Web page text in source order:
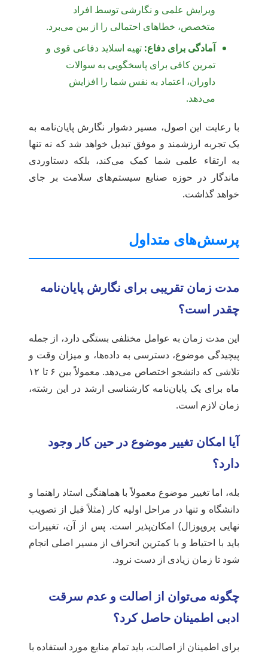
ویرایش علمی و نگارشی توسط افراد
متخصص، خطاهای احتمالی را از بین می‌برد.
آمادگی برای دفاع: تهیه اسلاید دفاعی قوی و
تمرین کافی برای پاسخگویی به سوالات
داوران، اعتماد به نفس شما را افزایش
می‌دهد.
با رعایت این اصول، مسیر دشوار نگارش پایان‌نامه به
یک تجربه ارزشمند و موفق تبدیل خواهد شد که نه تنها
به ارتقاء علمی شما کمک می‌کند، بلکه دستاوردی
ماندگار در حوزه صنایع سیستم‌های سلامت بر جای
خواهد گذاشت.
پرسش‌های متداول
مدت زمان تقریبی برای نگارش پایان‌نامه
چقدر است؟
این مدت زمان به عوامل مختلفی بستگی دارد، از جمله
پیچیدگی موضوع، دسترسی به داده‌ها، و میزان وقت و
تلاشی که دانشجو اختصاص می‌دهد. معمولاً بین ۶ تا ۱۲
ماه برای یک پایان‌نامه کارشناسی ارشد در این رشته،
زمان لازم است.
آیا امکان تغییر موضوع در حین کار وجود
دارد؟
بله، اما تغییر موضوع معمولاً با هماهنگی استاد راهنما و
دانشگاه و تنها در مراحل اولیه کار (مثلاً قبل از تصویب
نهایی پروپوزال) امکان‌پذیر است. پس از آن، تغییرات
باید با احتیاط و با کمترین انحراف از مسیر اصلی انجام
شود تا زمان زیادی از دست نرود.
چگونه می‌توان از اصالت و عدم سرقت
ادبی اطمینان حاصل کرد؟
برای اطمینان از اصالت، باید تمام منابع مورد استفاده با